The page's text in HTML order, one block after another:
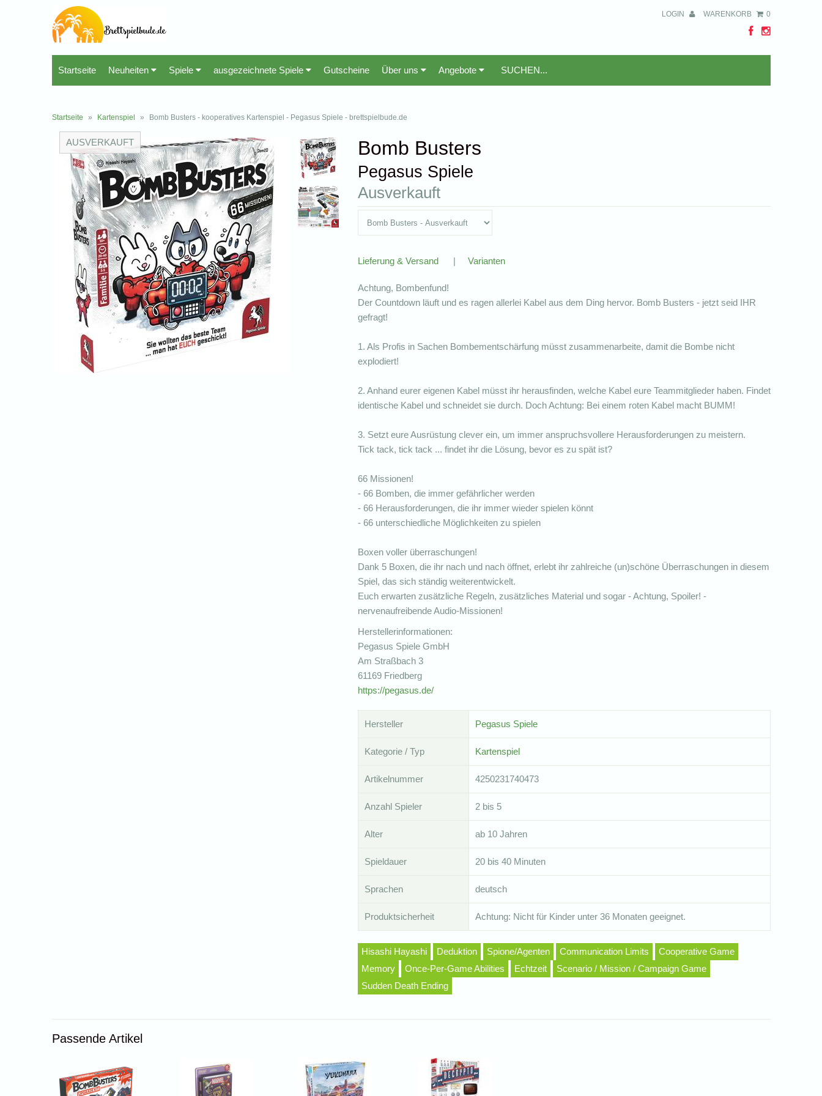
LOGIN WARENKORB 0
Startseite Neuheiten Spiele ausgezeichnete Spiele Gutscheine Über uns Angebote
Startseite » Kartenspiel » Bomb Busters - kooperatives Kartenspiel - Pegasus Spiele - brettspielbude.de
AUSVERKAUFT Bomb Busters
Pegasus Spiele
Ausverkauft
Lieferung & Versand | Varianten
Achtung, Bombenfund!
Der Countdown läuft und es ragen allerlei Kabel aus dem Ding hervor. Bomb Busters - jetzt seid IHR
gefragt!
1. Als Profis in Sachen Bombementschärfung müsst zusammenarbeite, damit die Bombe nicht
explodiert!
2. Anhand eurer eigenen Kabel müsst ihr herausfinden, welche Kabel eure Teammitglieder haben. Findet
identische Kabel und schneidet sie durch. Doch Achtung: Bei einem roten Kabel macht BUMM!
3. Setzt eure Ausrüstung clever ein, um immer anspruchsvollere Herausforderungen zu meistern.
Tick tack, tick tack ... findet ihr die Lösung, bevor es zu spät ist?
66 Missionen!
- 66 Bomben, die immer gefährlicher werden
- 66 Herausforderungen, die ihr immer wieder spielen könnt
- 66 unterschiedliche Möglichkeiten zu spielen
Boxen voller überraschungen!
Dank 5 Boxen, die ihr nach und nach öffnet, erlebt ihr zahlreiche (un)schöne Überraschungen in diesem
Spiel, das sich ständig weiterentwickelt.
Euch erwarten zusätzliche Regeln, zusätzliches Material und sogar - Achtung, Spoiler! -
nervenaufreibende Audio-Missionen!
Herstellerinformationen:
Pegasus Spiele GmbH
Am Straßbach 3
61169 Friedberg
https://pegasus.de/
Hersteller Pegasus Spiele
Kategorie / Typ Kartenspiel
Artikelnummer 4250231740473
Anzahl Spieler 2 bis 5
Alter ab 10 Jahren
Spieldauer 20 bis 40 Minuten
Sprachen deutsch
Produktsicherheit Achtung: Nicht für Kinder unter 36 Monaten geeignet.
Hisashi Hayashi Deduktion Spione/Agenten Communication Limits
Cooperative Game
Memory
Once-Per-Game Abilities Echtzeit
Scenario / Mission / Campaign Game
Sudden Death Ending
Passende Artikel